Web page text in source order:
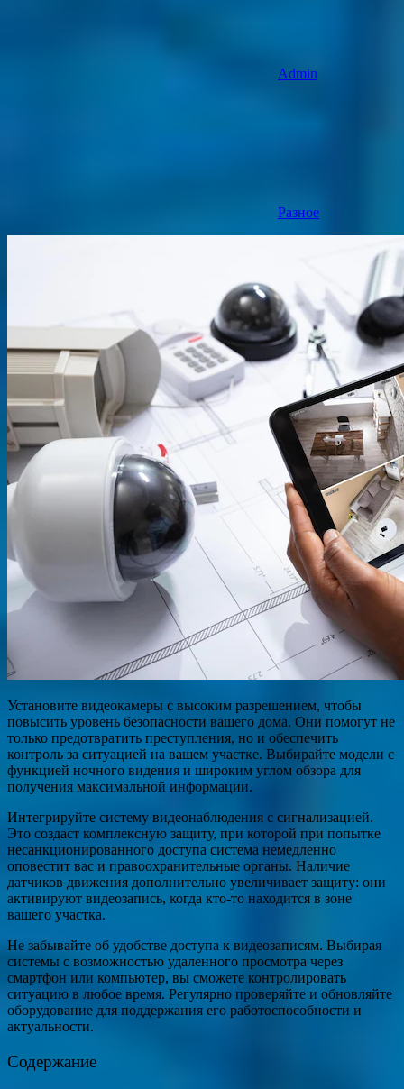
Admin
Разное
Установите видеокамеры с высоким разрешением, чтобы
повысить уровень безопасности вашего дома. Они помогут не
только предотвратить преступления, но и обеспечить
контроль за ситуацией на вашем участке. Выбирайте модели с
функцией ночного видения и широким углом обзора для
получения максимальной информации.
Интегрируйте систему видеонаблюдения с сигнализацией.
Это создаст комплексную защиту, при которой при попытке
несанкционированного доступа система немедленно
оповестит вас и правоохранительные органы. Наличие
датчиков движения дополнительно увеличивает защиту: они
активируют видеозапись, когда кто-то находится в зоне
вашего участка.
Не забывайте об удобстве доступа к видеозаписям. Выбирая
системы с возможностью удаленного просмотра через
смартфон или компьютер, вы сможете контролировать
ситуацию в любое время. Регулярно проверяйте и обновляйте
оборудование для поддержания его работоспособности и
актуальности.
Содержание